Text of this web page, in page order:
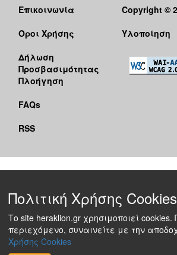
Επικοινωνία
Όροι Χρήσης
Δήλωση
Προσβασιμότητας
Πλοήγηση
FAQs
RSS
Copyright ©
Υλοποίηση
Πολιτική Χρήσης Cookies
Το site heraklion.gr χρησιμοποιεί
περιεχόμενο, συναινείτε με την
Χρήσης Cookies